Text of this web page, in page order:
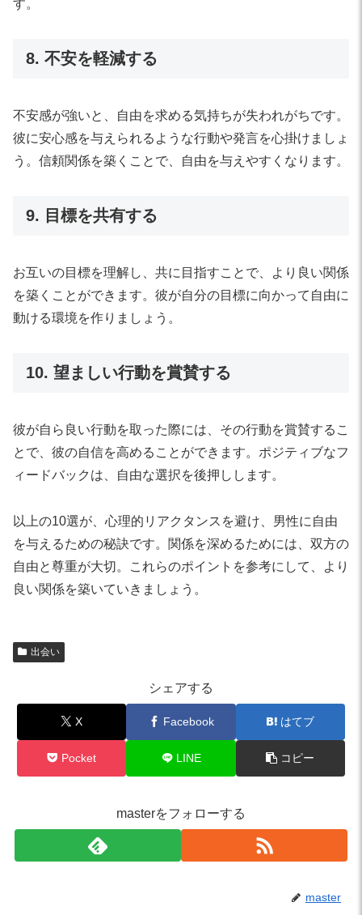
す。
8. 不安を軽減する
不安感が強いと、自由を求める気持ちが失われがちです。
彼に安心感を与えられるような行動や発言を心掛けましょ
う。信頼関係を築くことで、自由を与えやすくなります。
9. 目標を共有する
お互いの目標を理解し、共に目指すことで、より良い関係
を築くことができます。彼が自分の目標に向かって自由に
動ける環境を作りましょう。
10. 望ましい行動を賞賛する
彼が自ら良い行動を取った際には、その行動を賞賛するこ
とで、彼の自信を高めることができます。ポジティブなフ
ィードバックは、自由な選択を後押しします。
以上の10選が、心理的リアクタンスを避け、男性に自由
を与えるための秘訣です。関係を深めるためには、双方の
自由と尊重が大切。これらのポイントを参考にして、より
良い関係を築いていきましょう。
出会い
シェアする
X Facebook はてブ
Pocket LINE コピー
masterをフォローする
master